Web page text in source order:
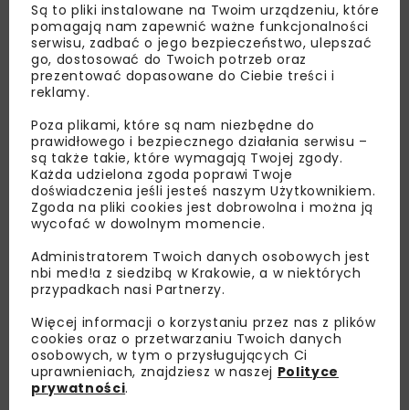
Lubisz wiedzieć więcej?
Zapisz się do newslettera aby otrzymywać od
nas najlepsze informacje branżowe,
zaproszenia na wydarzenia, atrakcyjne oferty i
dedykowane akcje specjalne.
Zapoznałam/em się zPolityką Prywatności
Regulaminemoraz wyrażam zgodę na otrzymywanie na
podany przeze mnie adres e-mail korespondencji
handlowej w postaci newslettera.
Są to pliki instalowane na Twoim urządzeniu, które
pomagają nam zapewnić ważne funkcjonalności
serwisu, zadbać o jego bezpieczeństwo, ulepszać
go, dostosować do Twoich potrzeb oraz
prezentować dopasowane do Ciebie treści i
reklamy.
Poza plikami, które są nam niezbędne do
prawidłowego i bezpiecznego działania serwisu –
są także takie, które wymagają Twojej zgody.
Każda udzielona zgoda poprawi Twoje
doświadczenia jeśli jesteś naszym Użytkownikiem.
Zgoda na pliki cookies jest dobrowolna i można ją
wycofać w dowolnym momencie.
Administratorem Twoich danych osobowych jest
nbi med!a z siedzibą w Krakowie, a w niektórych
przypadkach nasi Partnerzy.
Więcej informacji o korzystaniu przez nas z plików
cookies oraz o przetwarzaniu Twoich danych
osobowych, w tym o przysługujących Ci
uprawnieniach, znajdziesz w naszej Polityce
prywatności.